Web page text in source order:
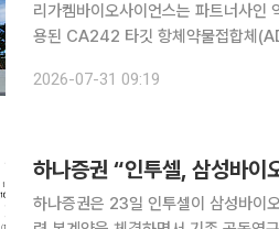
리가켐바이오사이언스는 파트너사인
용된 CA242 타깃 항체약물접합체
대상으로 한 임상 1상에서 평가가 가
2026-07-31 09:19
하나증권은 23일 인투셀이 삼성바이